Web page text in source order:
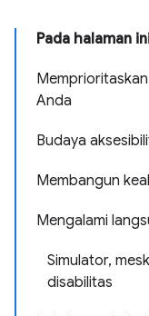
Pada halaman
Anda
Budaya
Membangun
Mengalami
Simulator,
disabilitas